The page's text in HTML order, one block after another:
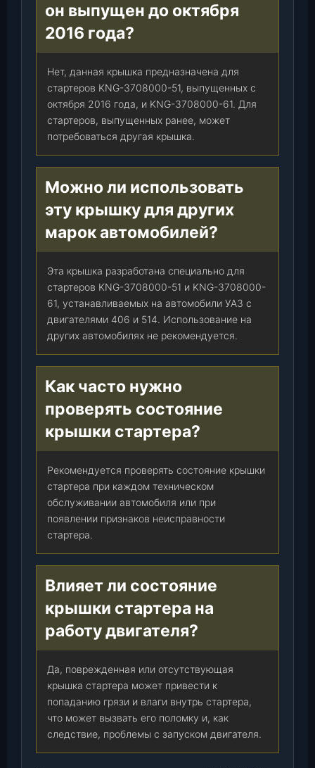
с
6
он выпущен до октября
2016 года?
Нет, данная крышка предназначена для
стартеров KNG-3708000-51, выпущенных с
октября 2016 года, и KNG-3708000-61. Для
стартеров, выпущенных ранее, может
потребоваться другая крышка.
Можно ли использовать
эту крышку для других
марок автомобилей?
Эта крышка разработана специально для
стартеров KNG-3708000-51 и KNG-3708000-
61, устанавливаемых на автомобили УАЗ с
двигателями 406 и 514. Использование на
других автомобилях не рекомендуется.
Как часто нужно
проверять состояние
крышки стартера?
Рекомендуется проверять состояние крышки
стартера при каждом техническом
обслуживании автомобиля или при
появлении признаков неисправности
стартера.
Влияет ли состояние
крышки стартера на
работу двигателя?
Да, поврежденная или отсутствующая
крышка стартера может привести к
попаданию грязи и влаги внутрь стартера,
что может вызвать его поломку и, как
следствие, проблемы с запуском двигателя.